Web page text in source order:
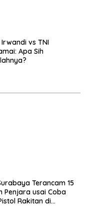
vs TNI
Apa Sih
Terancam 15
Penjara usai Coba
Rakitan di